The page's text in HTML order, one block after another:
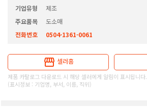
기업유형
제조
주요품목
도소매
전화번호
0504-1361-0061
셀러홈
제품 카탈로그 다운로드 시 해당 셀러에게 알림이 표시됩니다.
(표시정보 : 기업명, 부서, 이름, 직위)